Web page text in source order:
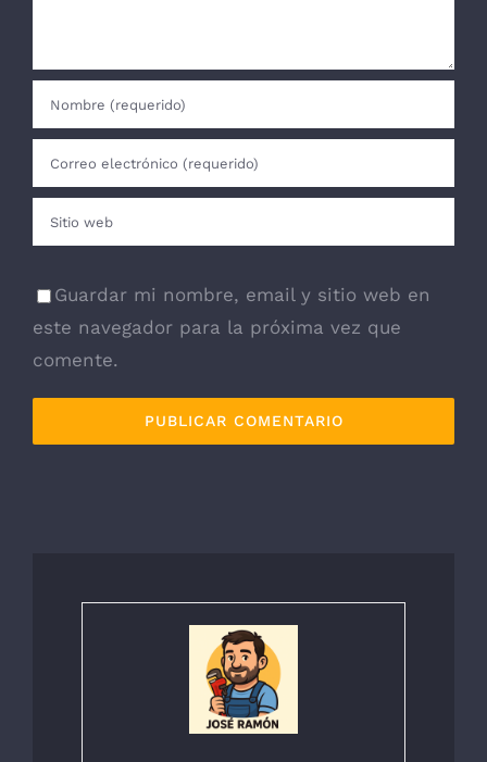
Guardar mi nombre, email y sitio web en
este navegador para la próxima vez que
comente.